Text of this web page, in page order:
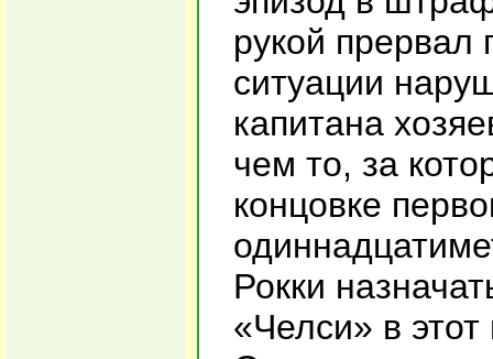
рукой прервал
ситуации
капитана
чем то, за
концовке
Рокки
«Челси» в этот